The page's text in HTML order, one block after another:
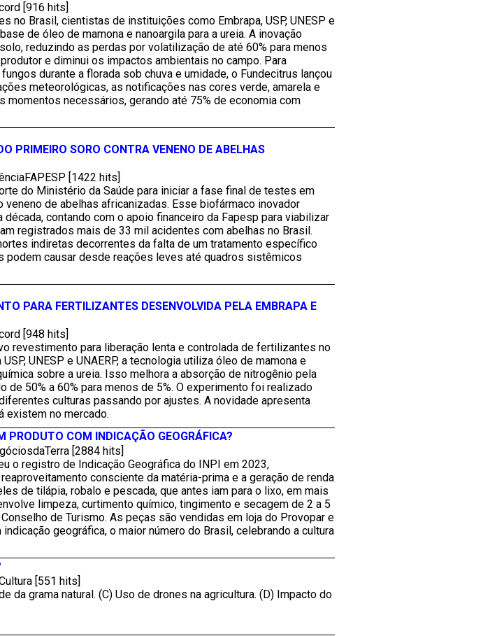
[916 hits]
no Brasil, cientistas de instituições como Embrapa, USP, UNESP e
de óleo de mamona e nanoargila para a ureia. A inovação
reduzindo as perdas por volatilização de até 60% para menos
e diminui os impactos ambientais no campo. Para
durante a florada sob chuva e umidade, o Fundecitrus lançou
meteorológicas, as notificações nas cores verde, amarela e
necessários, gerando até 75% de economia com
PRIMEIRO SORO CONTRA VENENO DE ABELHAS
[1422 hits]
do Ministério da Saúde para iniciar a fase final de testes em
de abelhas africanizadas. Esse biofármaco inovador
contando com o apoio financeiro da Fapesp para viabilizar
registrados mais de 33 mil acidentes com abelhas no Brasil.
indiretas decorrentes da falta de um tratamento específico
causar desde reações leves até quadros sistêmicos
PARA FERTILIZANTES DESENVOLVIDA PELA EMBRAPA E
[948 hits]
revestimento para liberação lenta e controlada de fertilizantes no
UNESP e UNAERP, a tecnologia utiliza óleo de mamona e
sobre a ureia. Isso melhora a absorção de nitrogênio pela
50% a 60% para menos de 5%. O experimento foi realizado
culturas passando por ajustes. A novidade apresenta
existem no mercado.
PRODUTO COM INDICAÇÃO GEOGRÁFICA?
[2884 hits]
o registro de Indicação Geográfica do INPI em 2023,
consciente da matéria-prima e a geração de renda
de tilápia, robalo e pescada, que antes iam para o lixo, em mais
limpeza, curtimento químico, tingimento e secagem de 2 a 5
de Turismo. As peças são vendidas em loja do Provopar e
geográfica, o maior número do Brasil, celebrando a cultura
[551 hits]
da grama natural. (C) Uso de drones na agricultura. (D) Impacto do